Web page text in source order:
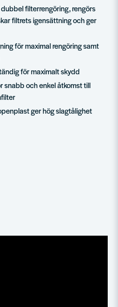
filterrengöring, rengörs
filtrets igensättning och ger
för maximal rengöring samt
för maximalt skydd
snabb och enkel åtkomst till
ger hög slagtålighet